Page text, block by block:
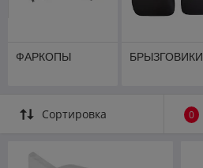
ФАРКОПЫ БРЫЗГОВИКИ
Сортировка 0